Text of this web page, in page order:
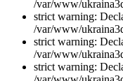
/var/www/
strict warning:
/var/www/
strict warning:
/var/www/
strict warning: